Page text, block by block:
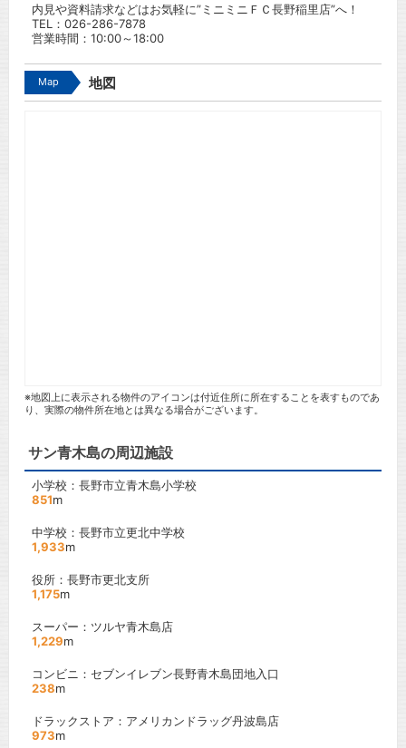
内見や資料請求などはお気軽に”ミニミニＦＣ長野稲里店”へ！
TEL： 026-286-7878
営業時間：10:00～18:00
Map 地図
※地図上に表示される物件のアイコンは付近住所に所在することを表すものであ
り、実際の物件所在地とは異なる場合がございます。
サン青木島の周辺施設
小学校：長野市立青木島小学校
851m
中学校：長野市立更北中学校
1,933m
役所：長野市更北支所
1,175m
スーパー：ツルヤ青木島店
1,229m
コンビニ：セブンイレブン長野青木島団地入口
238m
ドラックストア：アメリカンドラッグ丹波島店
973m